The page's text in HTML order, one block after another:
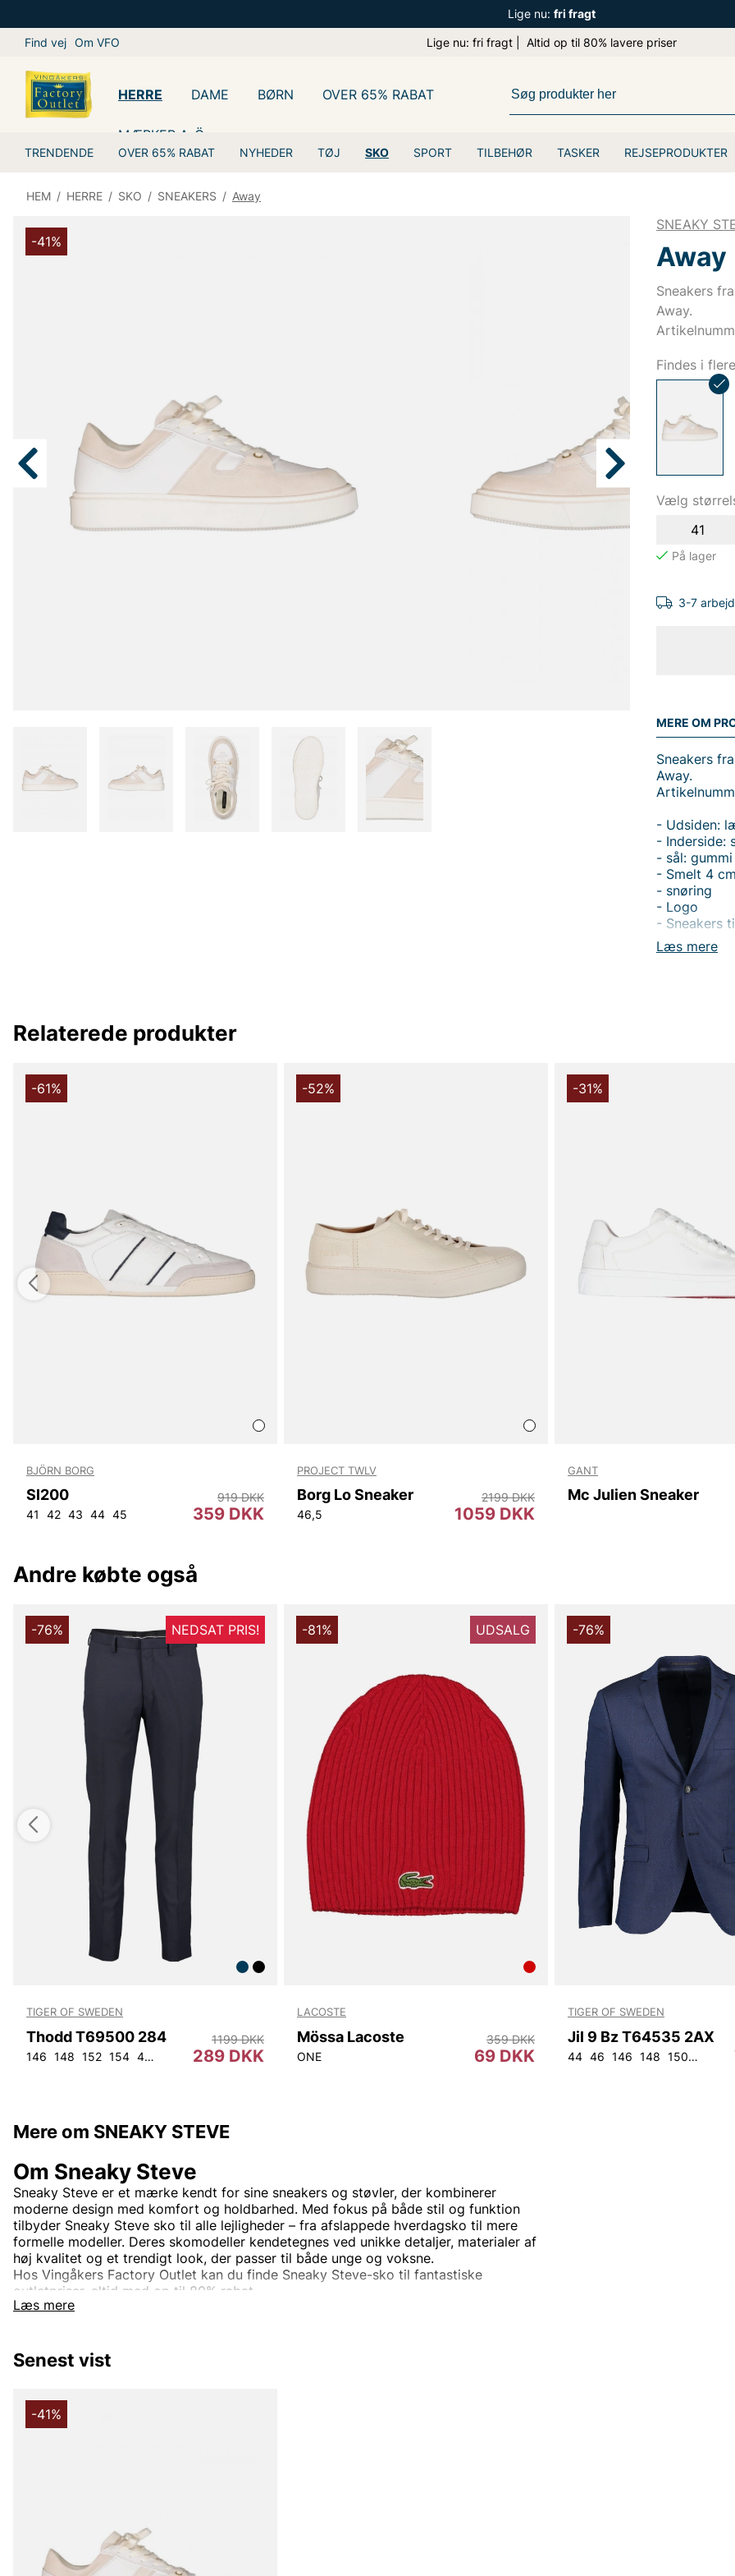
Lige nu: fri fragt
Find vej Om VFO Lige nu: fri fragt | Altid op til 80% lavere priser
HERRE
TRENDENDE OVER 65% RABAT NYHEDER TØJ SKO SPORT TILBEHØR TASKER REJSEPRODUKTER
DAME BØRN OVER 65% RABAT
MÆRKER A-Ö
HEM / HERRE / SKO / SNEAKERS / Away
-41%
SNEAKY
Away
Sneakers
Away.
Findes i
Vælg
41
3-7
MERE OM
Læs mere
Sneakers
Away.
- Udsiden:
- Inderside:
- sål: gummi
- Smelt 4
- snøring
- Logo
- Sneakers
Relaterede produkter
-61%
BJÖRN BORG
Sl200
41 42 43 44 45 359 DKK
919 DKK
-52%
PROJECT TWLV
Borg Lo Sneaker
46,5 1059 DKK
2199 DKK
-31%
GANT
Mc Julien Sneaker
Andre købte også
-76% NEDSAT PRIS!
TIGER OF SWEDEN
Thodd T69500 284
146 148 152 154 44 48 50 52 54 92 104
289 DKK
1199 DKK
-81% UDSALG
LACOSTE
Mössa Lacoste
ONE 69 DKK
359 DKK
-76%
TIGER OF SWEDEN
Jil 9 Bz T64535 2AX
44 46 146 148 150 152
Mere om SNEAKY STEVE
Læs mere
Om Sneaky Steve
Sneaky Steve er et mærke kendt for sine sneakers og støvler, der kombinerer
moderne design med komfort og holdbarhed. Med fokus på både stil og funktion
tilbyder Sneaky Steve sko til alle lejligheder – fra afslappede hverdagsko til mere
formelle modeller. Deres skomodeller kendetegnes ved unikke detaljer, materialer af
høj kvalitet og et trendigt look, der passer til både unge og voksne.
Hos Vingåkers Factory Outlet kan du finde Sneaky Steve-sko til fantastiske
outletpriser, altid med op til 80% rabat.
Find sneakers og støvler, der giver både komfort og stil, uden at sprænge
Senest vist
-41%